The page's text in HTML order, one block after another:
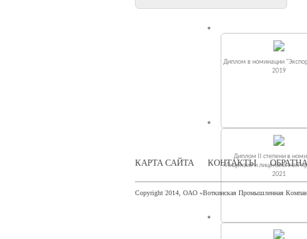
Диплом в номинации
2019
Диплом II степени в
«Лицензия и лицензионная
2021
КАРТА САЙТА КОНТАКТЫ
Copyright 2014, ОАО «Воткинская Промышленная